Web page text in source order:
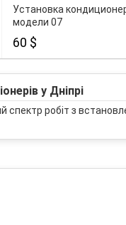
Установка
модели 07
60 $
у Дніпрі
робіт з